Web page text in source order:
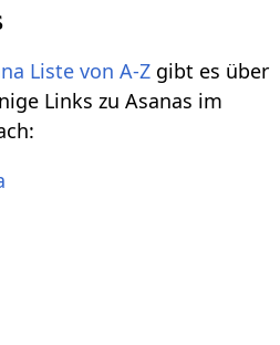
Liste von A-Z gibt es über
Links zu Asanas im